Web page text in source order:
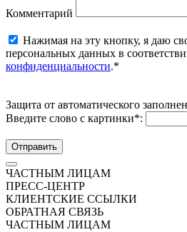
Комментарий
Нажимая на эту кнопку, я даю
персональных данных в
конфиденциальности.*
Защита от автоматического
Введите слово с картинки*:
Отправить
ЧАСТНЫМ ЛИЦАМ
ПРЕСС-ЦЕНТР
КЛИЕНТСКИЕ ССЫЛКИ
ОБРАТНАЯ СВЯЗЬ
ЧАСТНЫМ ЛИЦАМ